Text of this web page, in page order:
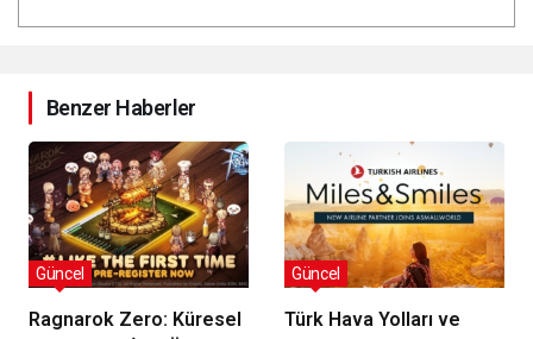
Benzer Haberler
Ragnarok Zero: Küresel
Güncel
Türk Hava Yolları ve
Güncel